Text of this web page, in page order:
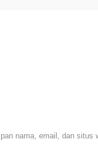
nama, email, dan situs